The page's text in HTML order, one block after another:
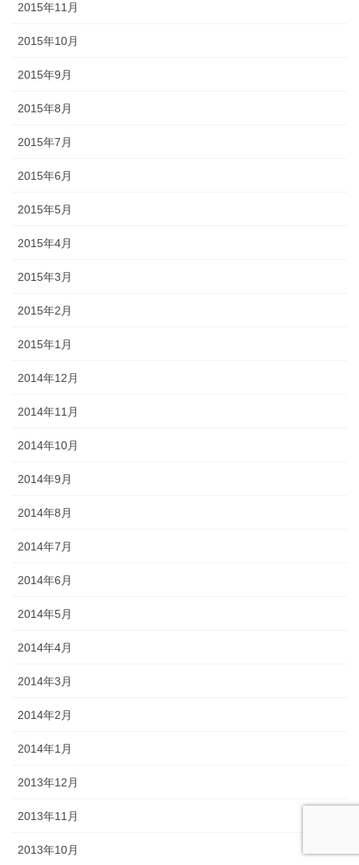
2015年11月
2015年10月
2015年9月
2015年8月
2015年7月
2015年6月
2015年5月
2015年4月
2015年3月
2015年2月
2015年1月
2014年12月
2014年11月
2014年10月
2014年9月
2014年8月
2014年7月
2014年6月
2014年5月
2014年4月
2014年3月
2014年2月
2014年1月
2013年12月
2013年11月
2013年10月